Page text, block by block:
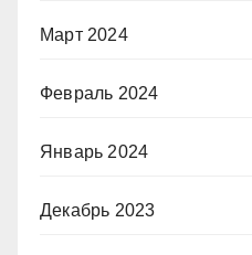
Март 2024
Февраль 2024
Январь 2024
Декабрь 2023